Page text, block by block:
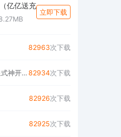
亿亿送充
立即下载
82963次下载
寻宝之旅（0.05折五星式神开局）游戏 82934次下载
82926次下载
82925次下载